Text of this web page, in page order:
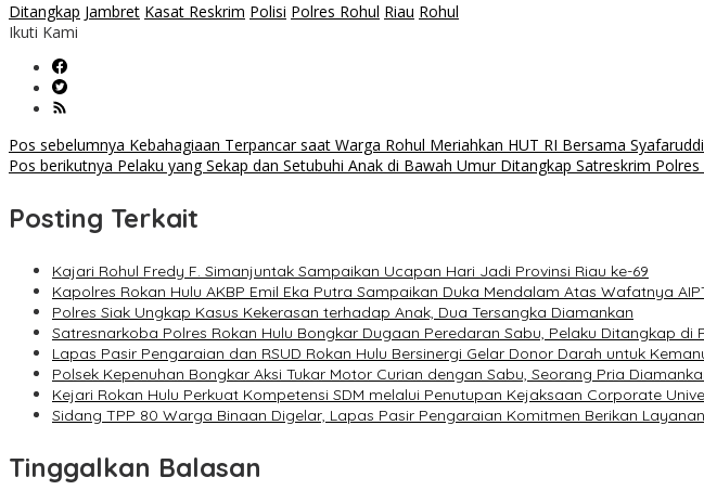
Ditangkap Jambret Kasat Reskrim Polisi Polres Rohul Riau Rohul
Ikuti Kami
Navigasi
Pos sebelumnya Kebahagiaan Terpancar saat Warga Rohul Meriahkan HUT RI Bersama
Pos berikutnya Pelaku yang Sekap dan Setubuhi Anak di Bawah Umur Ditangkap Satreskrim Polres
Posting Terkait
Kajari Rohul Fredy F. Simanjuntak Sampaikan Ucapan Hari Jadi Provinsi Riau ke-69
Kapolres Rokan Hulu AKBP Emil Eka Putra Sampaikan Duka Mendalam Atas Wafatnya
Polres Siak Ungkap Kasus Kekerasan terhadap Anak, Dua Tersangka Diamankan
Satresnarkoba Polres Rokan Hulu Bongkar Dugaan Peredaran Sabu, Pelaku Ditangkap di
Lapas Pasir Pengaraian dan RSUD Rokan Hulu Bersinergi Gelar Donor Darah untuk
Polsek Kepenuhan Bongkar Aksi Tukar Motor Curian dengan Sabu, Seorang Pria
Kejari Rokan Hulu Perkuat Kompetensi SDM melalui Penutupan Kejaksaan Corporate
Sidang TPP 80 Warga Binaan Digelar, Lapas Pasir Pengaraian Komitmen Berikan
Tinggalkan Balasan